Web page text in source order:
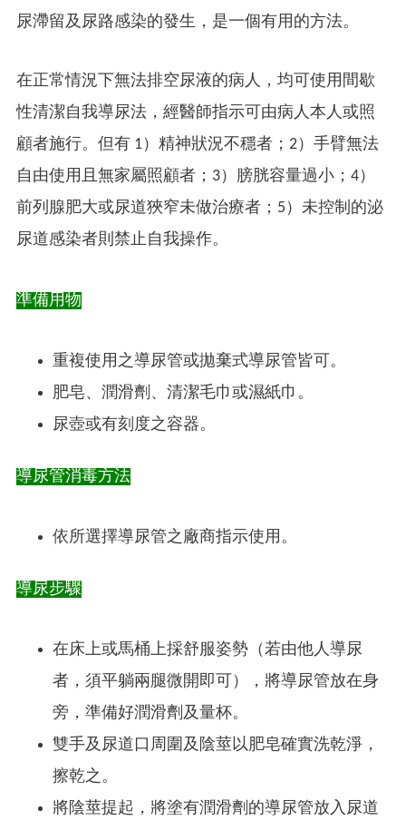
尿滯留及尿路感染的發生，是一個有用的方法。
在正常情況下無法排空尿液的病人，均可使用間歇
性清潔自我導尿法，經醫師指示可由病人本人或照
顧者施行。但有 1）精神狀況不穩者；2）手臂無法
自由使用且無家屬照顧者；3）膀胱容量過小；4）
前列腺肥大或尿道狹窄未做治療者；5）未控制的泌
尿道感染者則禁止自我操作。
準備用物
重複使用之導尿管或拋棄式導尿管皆可。
肥皂、潤滑劑、清潔毛巾或濕紙巾。
尿壺或有刻度之容器。
導尿管消毒方法
依所選擇導尿管之廠商指示使用。
導尿步驟
在床上或馬桶上採舒服姿勢（若由他人導尿
者，須平躺兩腿微開即可），將導尿管放在身
旁，準備好潤滑劑及量杯。
雙手及尿道口周圍及陰莖以肥皂確實洗乾淨，
擦乾之。
將陰莖提起，將塗有潤滑劑的導尿管放入尿道